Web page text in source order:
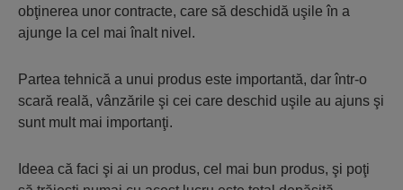
obţinerea unor contracte, care să deschidă uşile în a
ajunge la cel mai înalt nivel.
Partea tehnică a unui produs este importantă, dar într-o
scară reală, vânzările şi cei care deschid uşile au ajuns şi
sunt mult mai importanţi.
Ideea că faci şi ai un produs, cel mai bun produs, şi poţi